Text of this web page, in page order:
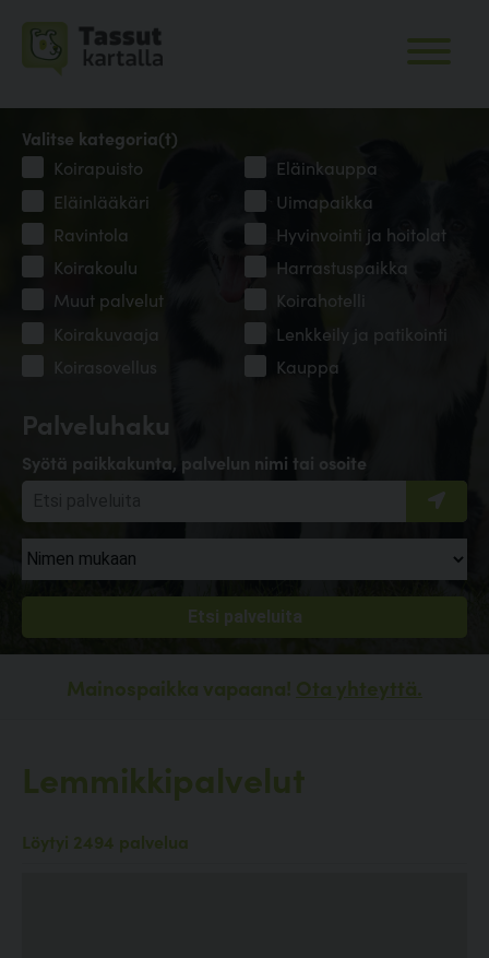
Palveluhaku
Syötä paikkakunta, palvelun nimi tai osoite
Valitse kategoria(t)
Koirapuisto
Eläinkauppa
Eläinlääkäri
Uimapaikka
Ravintola
Hyvinvointi ja hoitolat
Koirakoulu
Harrastuspaikka
Muut palvelut
Koirahotelli
Koirakuvaaja
Lenkkeily ja patikointi
Koirasovellus
Kauppa
Mainospaikka vapaana! Ota yhteyttä.
Lemmikkipalvelut
Löytyi 2494 palvelua